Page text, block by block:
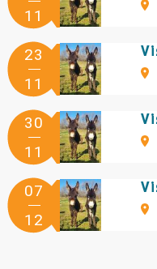
11
23
11
30
11
07
12